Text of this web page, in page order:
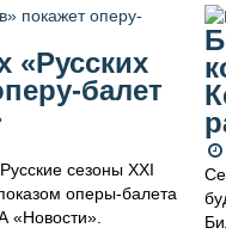
«Русских
балет
сезоны XXI
оперы-балета
«Новости».